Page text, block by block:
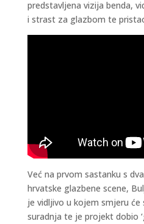
predstavljena vizija benda,
i strast za glazbom te
Već na prvom sastanku s
hrvatske glazbene scene,
je vidljivo u kojem smjeru će
suradnja te je projekt dobio